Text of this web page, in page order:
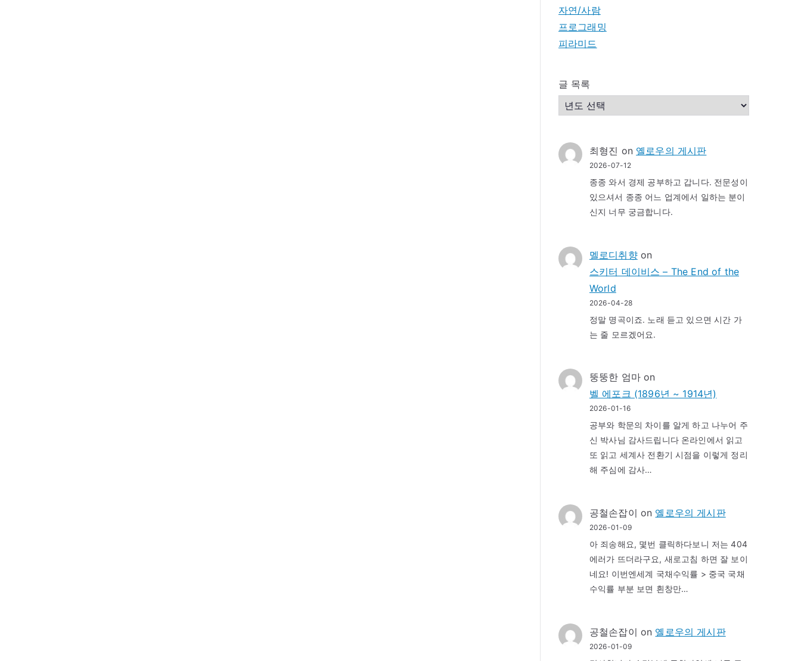
자연/사람
프로그래밍
피라미드
글 목록
최형진 on 옐로우의 게시판
2026-07-12
종종 와서 경제 공부하고 갑니다. 전문성이
있으셔서 종종 어느 업계에서 일하는 분이
신지 너무 궁금합니다.
멜로디취향on
스키터 데이비스 – The End of the
World
2026-04-28
정말 명곡이죠. 노래 듣고 있으면 시간 가
는 줄 모르겠어요.
뚱뚱한 엄마on
벨 에포크 (1896년 ~ 1914년)
2026-01-16
공부와 학문의 차이를 알게 하고 나누어 주
신 박사님 감사드립니다 온라인에서 읽고
또 읽고 세계사 전환기 시점을 이렇게 정리
해 주심에 감사…
공철손잡이 on 옐로우의 게시판
2026-01-09
아 죄송해요, 몇번 클릭하다보니 저는 404
에러가 뜨더라구요, 새로고침 하면 잘 보이
네요! 이번엔세계 국채수익률 > 중국 국채
수익률 부분 보면 흰창만…
공철손잡이 on 옐로우의 게시판
2026-01-09